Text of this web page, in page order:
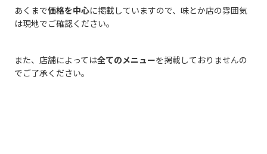
あくまで価格を中心に掲載していますので、味とか店の雰囲気
は現地でご確認ください。
また、店舗によっては全てのメニューを掲載しておりませんの
でご了承ください。